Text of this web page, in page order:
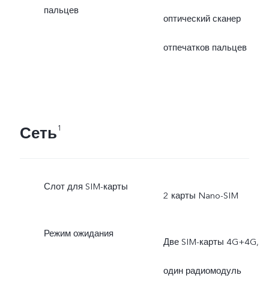
пальцев
оптический сканер
отпечатков пальцев
Сеть1
Слот для SIM-карты
2 карты Nano-SIM
Режим ожидания
Две SIM-карты 4G+4G,
один радиомодуль